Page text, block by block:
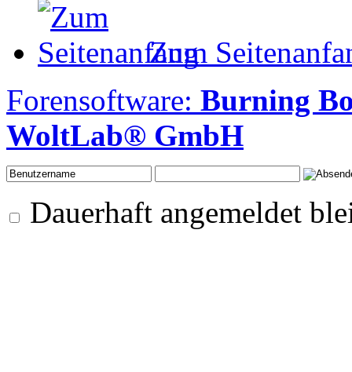
Zum
Forensoftware: Burning
WoltLab® GmbH
Dauerhaft angemeldet